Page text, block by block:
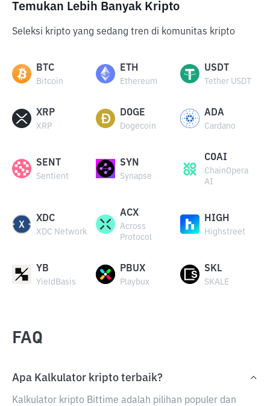
Temukan Lebih Banyak Kripto
Seleksi kripto yang sedang tren di komunitas kripto
BTC
Bitcoin
ETH
Ethereum
USDT
Tether USDT
XRP
XRP
DOGE
Dogecoin
ADA
Cardano
SENT
Sentient
SYN
Synapse
COAI
ChainOpera
AI
XDC
XDC Network
ACX
Across
Protocol
HIGH
Highstreet
YB
YieldBasis
PBUX
Playbux
SKL
SKALE
FAQ
Apa Kalkulator kripto terbaik?
Kalkulator kripto Bittime adalah pilihan populer dan